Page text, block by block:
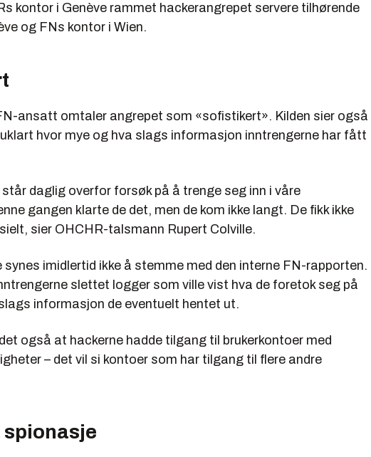
kontor i Genève rammet hackerangrepet servere tilhørende
og FNs kontor i Wien.
ansatt omtaler angrepet som «sofistikert». Kilden sier også
hvor mye og hva slags informasjon inntrengerne har fått
står daglig overfor forsøk på å trenge seg inn i våre
gangen klarte de det, men de kom ikke langt. De fikk ikke
sier OHCHR-talsmann Rupert Colville.
imidlertid ikke å stemme med den interne FN-rapporten.
slettet logger som ville vist hva de foretok seg på
informasjon de eventuelt hentet ut.
også at hackerne hadde tilgang til brukerkontoer med
– det vil si kontoer som har tilgang til flere andre
spionasje